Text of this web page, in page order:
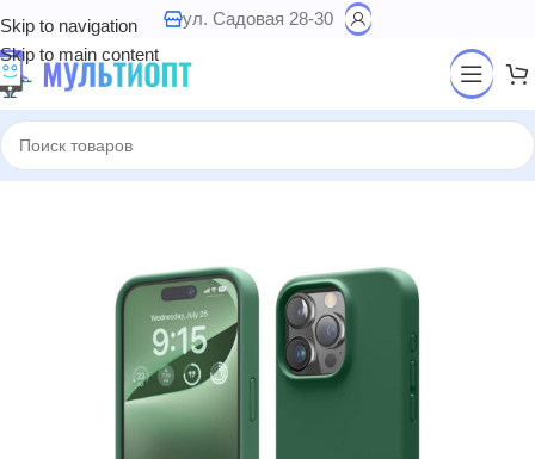
Skip to navigation
Skip to main content
ул. Садовая 28-30